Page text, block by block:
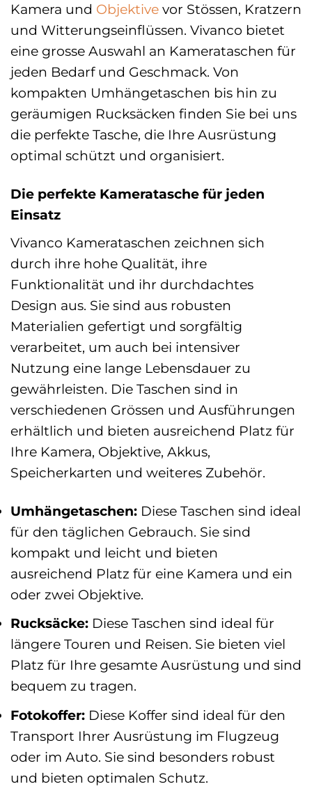
Kamera und Objektive vor Stössen, Kratzern
und Witterungseinflüssen. Vivanco bietet
eine grosse Auswahl an Kamerataschen für
jeden Bedarf und Geschmack. Von
kompakten Umhängetaschen bis hin zu
geräumigen Rucksäcken finden Sie bei uns
die perfekte Tasche, die Ihre Ausrüstung
optimal schützt und organisiert.
Die perfekte Kameratasche für jeden
Einsatz
Vivanco Kamerataschen zeichnen sich
durch ihre hohe Qualität, ihre
Funktionalität und ihr durchdachtes
Design aus. Sie sind aus robusten
Materialien gefertigt und sorgfältig
verarbeitet, um auch bei intensiver
Nutzung eine lange Lebensdauer zu
gewährleisten. Die Taschen sind in
verschiedenen Grössen und Ausführungen
erhältlich und bieten ausreichend Platz für
Ihre Kamera, Objektive, Akkus,
Speicherkarten und weiteres Zubehör.
Umhängetaschen: Diese Taschen sind ideal
für den täglichen Gebrauch. Sie sind
kompakt und leicht und bieten
ausreichend Platz für eine Kamera und ein
oder zwei Objektive.
Rucksäcke: Diese Taschen sind ideal für
längere Touren und Reisen. Sie bieten viel
Platz für Ihre gesamte Ausrüstung und sind
bequem zu tragen.
Fotokoffer: Diese Koffer sind ideal für den
Transport Ihrer Ausrüstung im Flugzeug
oder im Auto. Sie sind besonders robust
und bieten optimalen Schutz.